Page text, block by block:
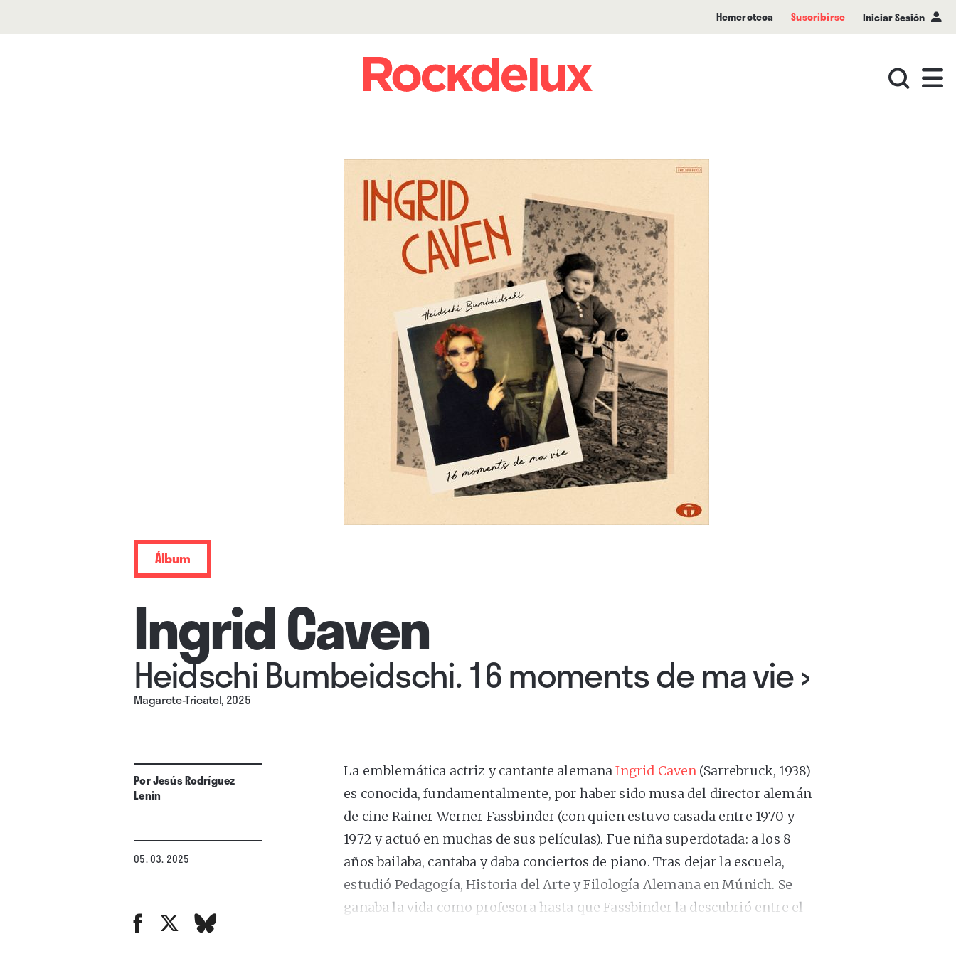
Hemeroteca Suscribirse Iniciar Sesión
Álbum
Ingrid Caven
Heidschi Bumbeidschi. 16 moments de ma vie›
Magarete-Tricatel, 2025
PorJesús Rodríguez
Lenin
05. 03. 2025
La emblemática actriz y cantante alemanaIngrid Caven (Sarrebruck, 1938)
es conocida, fundamentalmente, por haber sido musa del director alemán
de cine Rainer Werner Fassbinder (con quien estuvo casada entre 1970 y
1972 y actuó en muchas de sus películas). Fue niña superdotada: a los 8
años bailaba, cantaba y daba conciertos de piano. Tras dejar la escuela,
estudió Pedagogía, Historia del Arte y Filología Alemana en Múnich. Se
ganaba la vida como profesora hasta que Fassbinder la descubrió entre el